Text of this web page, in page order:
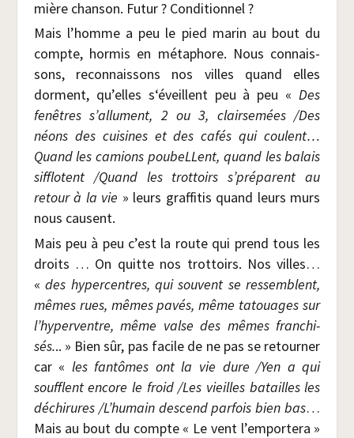
mière chan­son. Futur ? Conditionnel ?
Mais l’homme a peu le pied marin au bout du
compte, hor­mis en méta­phore. Nous connais­
sons, recon­nais­sons nos villes quand elles
dorment, qu’elles s‘éveillent peu à peu «Des
fenêtres s’allument, 2 ou 3, clair­se­mées /​Des
néons des cui­sines et des cafés qui coulent…
Quand les camions pou­beLLent, quand les balais
sif­flotent /​Quand les trot­toirs s’préparent au
retour à la vie » leurs graf­fi­tis quand leurs murs
nous causent.
Mais peu à peu c’est la route qui prend tous les
droits … On quitte nos trot­toirs. Nos villes…
«des hyper­centres, qui sou­vent se res­semblent,
mêmes rues, mêmes pavés, même tatouages sur
l’hyperventre, même valse des mêmes fran­chi­
sés... » Bien sûr, pas facile de ne pas se retour­ner
car « les fan­tômes ont la vie dure /​Yen a qui
soufflent encore le froid /​Les vieilles batailles les
déchi­rures /​L’humain des­cend par­fois bien bas…
Mais au bout du compte « Le vent l’emportera »